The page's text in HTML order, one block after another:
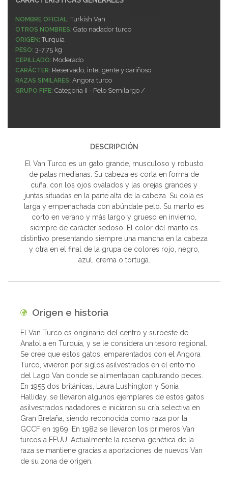
NOMBRE OFICIAL: Turkish Van
OTROS NOMBRES: Gato nadador turco
ORIGEN: Turquía
PESO: 3-7,75 kg
CEPILLADO: Moderado
CARÁCTER: Reservado, inteligente y cariñoso.
RAZAS SIMILARES: Angora turco
GRUPO FIFE: Categoria II - Pelo Semilargo /
DESCRIPCIÓN
El Van Turco es un gato grande, musculoso y robusto
de patas medianas. Su cabeza es corta en forma de
cuña, con los ojos ovalados y las orejas grandes y
juntas situadas en la parte alta de la cabeza. Su cola es
larga y empenachada con abúndate pelo. Su manto es
corto en verano y más largo y grueso en invierno,
siempre de carácter sedoso. El color del manto es
distintivo presentando siempre una mancha en la cabeza
y otra en el final de la grupa de colores rojo, negro,
azul, crema o tortuga.
Origen e historia
El Van Turco es originario del centro y suroeste de
Anatolia en Turquía, y se le considera un tesoro regional.
Se cree que estos gatos, emparentados con el Angora
Turco, vivieron por siglos asilvestrados en el entorno
del Lago Van donde se alimentaban capturando peces.
En 1955 dos británicas, Laura Lushington y Sonia
Halliday, se llevaron algunos ejemplares de estos gatos
asilvestrados nadadores e iniciaron su cría selectiva en
Gran Bretaña, siendo reconocida como raza por la
GCCF en 1969. En 1982 se llevaron los primeros Van
turcos a EEUU. Actualmente la reserva genética de la
raza se mantiene gracias a aportaciones de nuevos Van
de su zona de origen.